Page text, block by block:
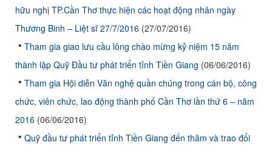
hữu nghị TP.Cần Thơ thực hiện các hoạt động nhân ngày
Thương Binh – Liệt sĩ 27/7/2016 (27/07/2016)
Tham gia giao lưu cầu lông chào mừng kỷ niệm 15 năm
thành lập Quỹ Đầu tư phát triển tỉnh Tiền Giang (06/06/2016)
Tham gia Hội diễn Văn nghệ quần chúng trong cán bộ, công
chức, viên chức, lao động thành phố Cần Thơ lần thứ 6 – năm
2016 (06/06/2016)
Quỹ đầu tư phát triển tỉnh Tiền Giang đến thăm và trao đổi